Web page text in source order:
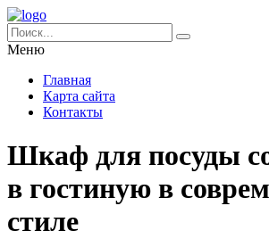
Меню
Главная
Карта сайта
Контакты
Шкаф для посуды
в гостиную в
стиле